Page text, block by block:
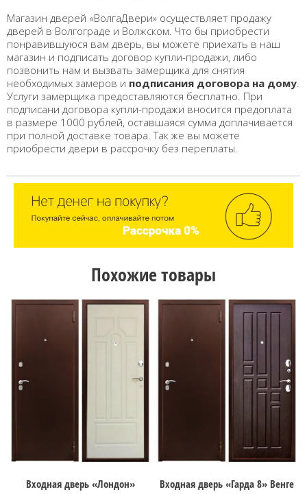
Магазин дверей «ВолгаДвери» осуществляет продажу
дверей в Волгограде и Волжском. Что бы приобрести
понравившуюся вам дверь, вы можете приехать в наш
магазин и подписать договор купли-продажи, либо
позвонить нам и вызвать замерщика для снятия
необходимых замеров и подписания договора на дому
Услуги замерщика предоставляются бесплатно. При
подписани договора купли-продажи вносится предоплата
в размере 1000 рублей, оставшаяся сумма доплачивается
при полной доставке товара. Так же вы можете
приобрести двери в рассрочку без переплаты.
Похожие товары
Входная дверь «Лондон» Входная дверь «Гарда 8» Венге